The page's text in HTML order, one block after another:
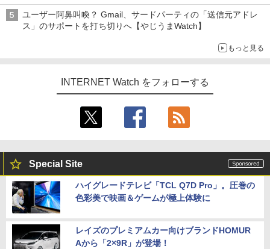
ECCメモリへのアップグレードも可能
ユーザー阿鼻叫喚？ Gmail、サードパーティの「送信元アドレ
ス」のサポートを打ち切りへ【やじうまWatch】
もっと見る
INTERNET Watch をフォローする
Special Site
ハイグレードテレビ「TCL Q7D Pro」。圧巻の
色彩美で映画＆ゲームが極上体験に
レイズのプレミアムカー向けブランドHOMUR
Aから「2×9R」が登場！